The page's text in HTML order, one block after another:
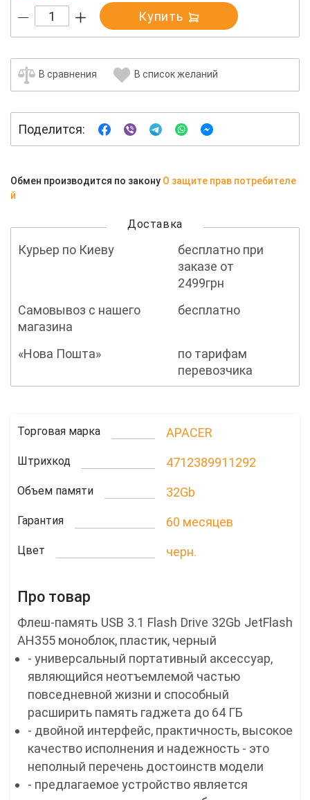
Купить
В сравнения В список желаний
Поделится:
Обмен производится по закону О защите прав потребителе
й
Доставка
Курьер по Киеву
бесплатно при
заказе от
2499грн
Самовывоз с нашего
магазина
бесплатно
«Нова Пошта»
по тарифам
перевозчика
Торговая марка APACER
Штрихкод 4712389911292
Объем памяти 32Gb
Гарантия 60 месяцев
Цвет черн.
Про товар
Флеш-память USB 3.1 Flash Drive 32Gb JetFlash
AH355 моноблок, пластик, черный
- универсальный портативный аксессуар,
являющийся неотъемлемой частью
повседневной жизни и способный
расширить память гаджета до 64 ГБ
- двойной интерфейс, практичность, высокое
качество исполнения и надежность - это
неполный перечень достоинств модели
- предлагаемое устройство является